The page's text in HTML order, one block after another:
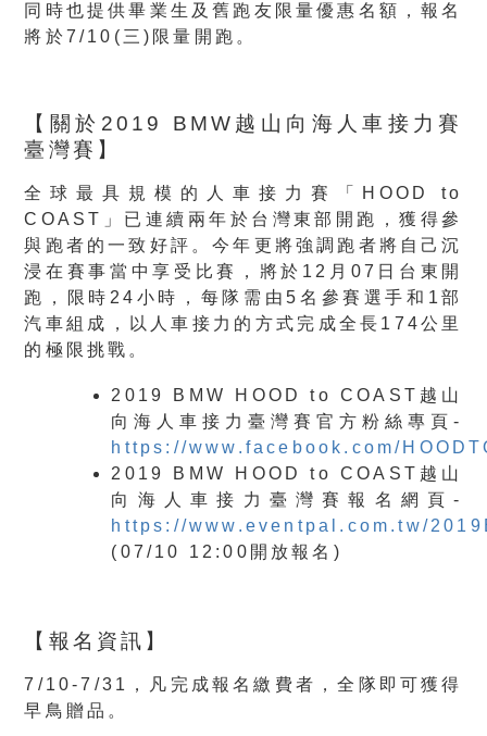
同時也提供畢業生及舊跑友限量優惠名額，報名
將於7/10(三)限量開跑。
【關於 2019 BMW 越山向海人車接力賽
臺灣賽】
全球最具規模的人車接力賽「HOOD to
COAST」已連續兩年於台灣東部開跑，獲得參
與跑者的一致好評。今年更將強調跑者將自己沉
浸在賽事當中享受比賽，將於12月07日台東開
跑，限時24小時，每隊需由5名參賽選手和1部
汽車組成，以人車接力的方式完成全長174公里
的極限挑戰。
2019 BMW HOOD to COAST越山
向海人車接力臺灣賽官方粉絲專頁-
https://www.facebook.com/
2019 BMW HOOD to COAST越山
向海人車接力臺灣賽報名網頁-
https://www.eventpal.com.tw/
(07/10 12:00開放報名)
【報名資訊】
7/10-7/31，凡完成報名繳費者，全隊即可獲得
早鳥贈品。